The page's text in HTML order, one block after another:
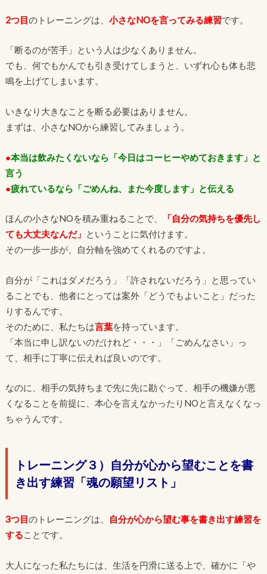
2つ目のトレーニングは、 小さなNOを言ってみる練習です。
「断るのが苦手」という人は少なくありません。
でも、何でもかんでも引き受けてしまうと、いずれ心も体も悲
鳴を上げてしまいます。
いきなり大きなことを断る必要はありません。
まずは、小さなNOから練習してみましょう。
●本当は飲みたくないなら「今日はコーヒーやめておきます」と
言う
●疲れているなら「ごめんね、また今度します」と伝える
ほんの小さなNOを積み重ねることで、
「自分の気持ちを優先し
ても大丈夫なんだ」 ということに気付けます。
その一歩一歩が、自分軸を強めてくれるのですよ。
自分が「これはダメだろう」「許されないだろう」と思ってい
ることでも、他者にとっては案外「どうでもよいこと」だった
りするんです。
そのために、私たちは言葉を持っています。
「本当に申し訳ないのだけれど・・・」「ごめんなさい」っ
て、 相手に丁寧に伝えれば良いのです。
なのに、相手の気持ちまで先に先に勘ぐって、相手の機嫌が悪
くなることを前提に、本心を言えなかったりNOと言えなくなっ
ちゃうんです。
トレーニング３）自分が心から望むことを書
き出す練習「魂の願望リスト」
3つ目のトレーニングは、
自分が心から望む事を書き出す練習を
することです。
大人になった私たちには、生活を円滑に送る上で、確かに「や